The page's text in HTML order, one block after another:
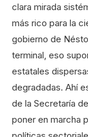
clara mirada
más rico para la
gobierno de
terminal, eso
estatales
degradadas. Ahí
de la Secretaría
poner en marcha